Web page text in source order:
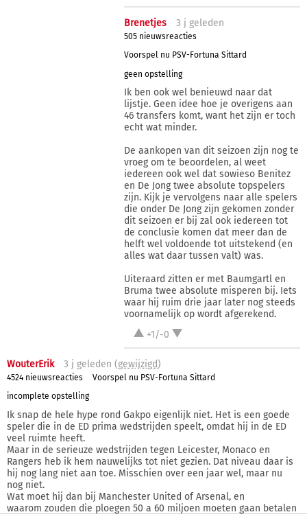
Brenetjes 3 j geleden
505 nieuwsreacties
Voorspel nu PSV-Fortuna Sittard
geen opstelling
Ik ben ook wel benieuwd naar dat
lijstje. Geen idee hoe je overigens aan
46 transfers komt, want het zijn er toch
echt wat minder.
De aankopen van dit seizoen zijn nog te
vroeg om te beoordelen, al weet
iedereen ook wel dat sowieso Benitez
en De Jong twee absolute topspelers
zijn. Kijk je vervolgens naar alle spelers
die onder De Jong zijn gekomen zonder
dit seizoen er bij zal ook iedereen tot
de conclusie komen dat meer dan de
helft wel voldoende tot uitstekend (en
alles wat daar tussen valt) was.
Uiteraard zitten er met Baumgartl en
Bruma twee absolute misperen bij. Iets
waar hij ruim drie jaar later nog steeds
voornamelijk op wordt afgerekend.
+1/-0
WouterErik 3 j geleden (gewijzigd)
4524 nieuwsreacties
Voorspel nu PSV-Fortuna Sittard
incomplete opstelling
Ik snap de hele hype rond Gakpo eigenlijk niet. Het is een goede
speler die in de ED prima wedstrijden speelt, omdat hij in de ED
veel ruimte heeft.
Maar in de serieuze wedstrijden tegen Leicester, Monaco en
Rangers heb ik hem nauwelijks tot niet gezien. Dat niveau daar is
hij nog lang niet aan toe. Misschien over een jaar wel, maar nu
nog niet.
Wat moet hij dan bij Manchester United of Arsenal, en
waarom zouden die ploegen 50 a 60 miljoen moeten gaan betalen